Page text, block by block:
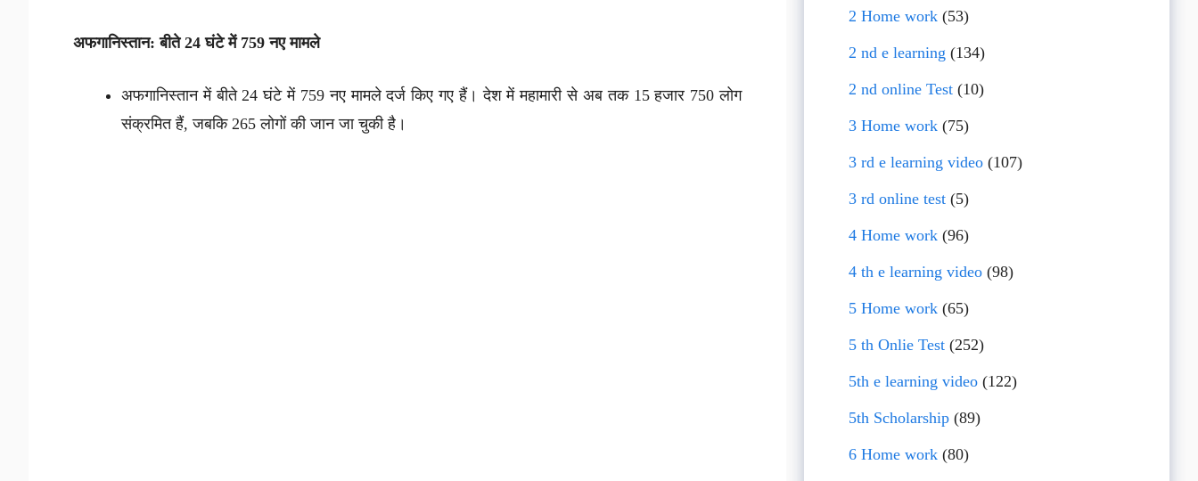
अफगानिस्तान: बीते 24 घंटे में 759 नए मामले
अफगानिस्तान में बीते 24 घंटे में 759 नए मामले दर्ज किए गए हैं। देश में महामारी से अब तक 15 हजार 750 लोग
संक्रमित हैं, जबकि 265 लोगों की जान जा चुकी है।
2 Home work (53)
2 nd e learning (134)
2 nd online Test (10)
3 Home work (75)
3 rd e learning video (107)
3 rd online test (5)
4 Home work (96)
4 th e learning video (98)
5 Home work (65)
5 th Onlie Test (252)
5th e learning video (122)
5th Scholarship (89)
6 Home work (80)